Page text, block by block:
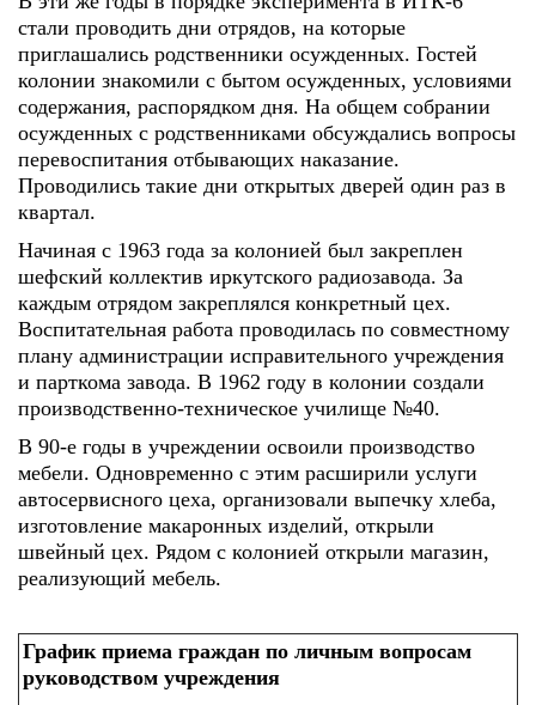
стали проводить дни отрядов, на которые
приглашались родственники осужденных. Гостей
колонии знакомили с бытом осужденных, условиями
содержания, распорядком дня. На общем собрании
осужденных с родственниками обсуждались вопросы
перевоспитания отбывающих наказание.
Проводились такие дни открытых дверей один раз в
квартал.
Начиная с 1963 года за колонией был закреплен
шефский коллектив иркутского радиозавода. За
каждым отрядом закреплялся конкретный цех.
Воспитательная работа проводилась по совместному
плану администрации исправительного учреждения
и парткома завода. В 1962 году в колонии создали
производственно-техническое училище №40.
В 90-е годы в учреждении освоили производство
мебели. Одновременно с этим расширили услуги
автосервисного цеха, организовали выпечку хлеба,
изготовление макаронных изделий, открыли
швейный цех. Рядом с колонией открыли магазин,
реализующий мебель.
График приема граждан по личным вопросам
руководством учреждения